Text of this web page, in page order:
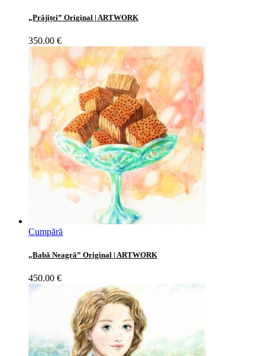
„Prăjiței” Original | ARTWORK
350.00 €
Cumpără
„Babă Neagră” Original | ARTWORK
450.00 €